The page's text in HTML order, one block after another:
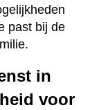
past bij de
in
voor